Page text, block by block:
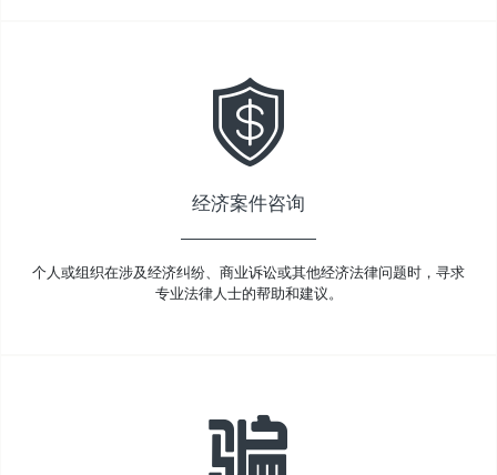
经济案件咨询
个人或组织在涉及经济纠纷、商业诉讼或其他经济法律问题时，寻求
专业法律人士的帮助和建议。